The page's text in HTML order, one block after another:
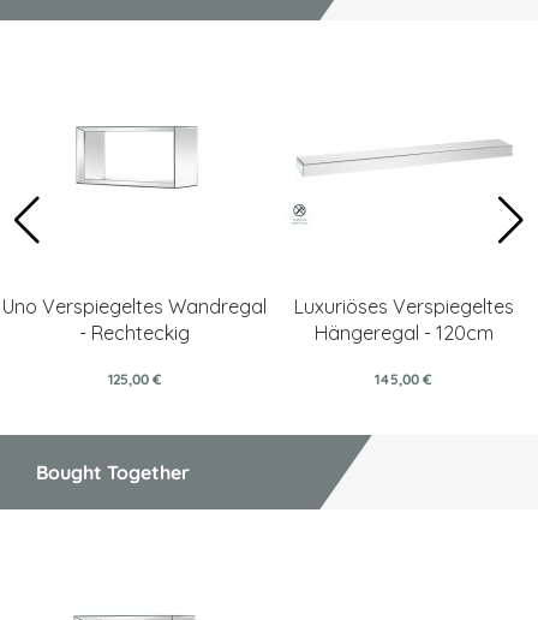
Uno Verspiegeltes Wandregal
- Rechteckig
125,00 €
Luxuriöses Verspiegeltes
Hängeregal - 120cm
145,00 €
Bought Together